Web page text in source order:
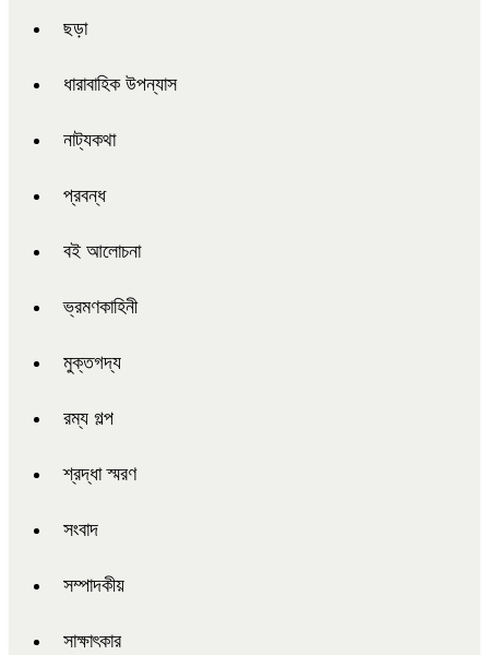
ছড়া
ধারাবাহিক উপন্যাস
নাট্যকথা
প্রবন্ধ
বই আলোচনা
ভ্রমণকাহিনী
মুক্তগদ্য
রম্য গল্প
শ্রদ্ধা স্মরণ
সংবাদ
সম্পাদকীয়
সাক্ষাৎকার